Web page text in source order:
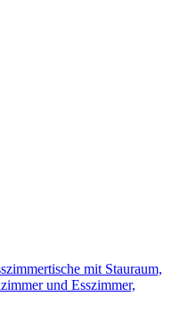
mit Stauraum,
und Esszimmer,